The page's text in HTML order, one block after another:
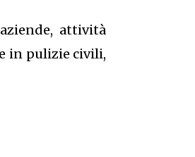
attività
in pulizie civili,